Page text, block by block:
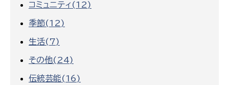
コミュニティ(12)
季節(12)
生活(7)
その他(24)
伝統芸能(16)